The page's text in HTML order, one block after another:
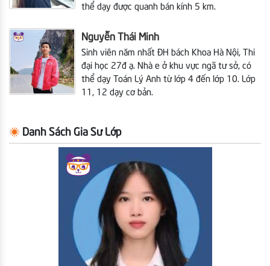
thể dạy được quanh bán kính 5 km.
Nguyễn Thái Minh
Sinh viên năm nhất ĐH bách Khoa Hà Nội,
Thi
đại học 27đ ạ. Nhà e ở khu vực ngã tư sở, có
thể dạy Toán Lý Anh từ lớp 4 đến lớp 10. Lớp
11, 12 dạy cơ bản.
Danh Sách Gia Sư Lớp